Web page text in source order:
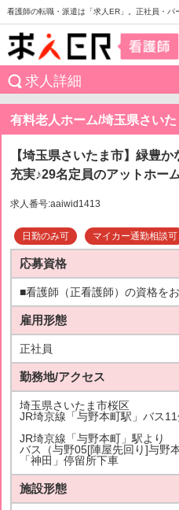
看護師の転職・派遣は「求人ER」。正社員・パ
求人詳細
有料老人ホーム/埼玉県さい
【埼玉県さいたま市】緑豊
充実♪29名定員のアットホー
求人番号:aaiwid1413
日勤のみ可 マイカー通勤相談可
応募資格
■看護師（正看護師）の資格を
雇用形態
正社員
勤務地/アクセス
埼玉県さいたま市桜区
JR埼京線「与野本町駅」バス
JR埼京線「与野本町」駅より
バス（与野05[陣屋先回り]与野
「神田」停留所下車
施設形態